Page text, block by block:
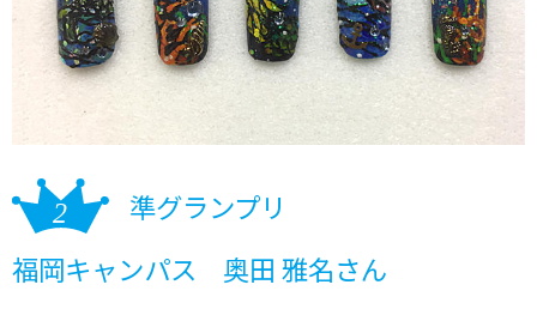
準グランプリ
福岡キャンパス 奥田 雅名さん